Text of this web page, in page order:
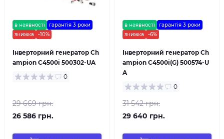
в наявності
гарантія 3 роки
знижка
-10%
Інверторний генератор Ch
ampion C4500i 500302-UA
0
29 669 грн.
26 586 грн.
в наявності
гарантія 3 роки
знижка
-6%
Інверторний генератор Ch
ampion C4500i(G) 500574-U
A
0
31 542 грн.
29 640 грн.